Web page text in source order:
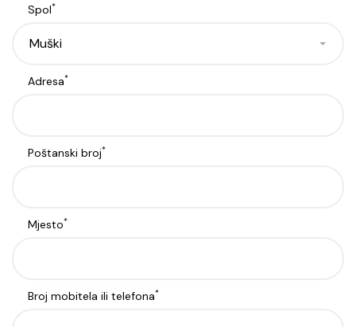
Spol*
Muški
Adresa*
Poštanski broj*
Mjesto*
Broj mobitela ili telefona*